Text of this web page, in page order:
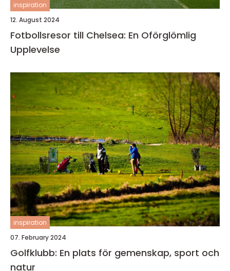
inspiration
12. August 2024
Fotbollsresor till Chelsea: En Oförglömlig
Upplevelse
inspiration
07. February 2024
Golfklubb: En plats för gemenskap, sport och
natur